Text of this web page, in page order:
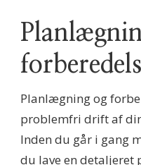
Planlægning og
problemfri drift af
Inden du går i gang
du lave en detaljeret